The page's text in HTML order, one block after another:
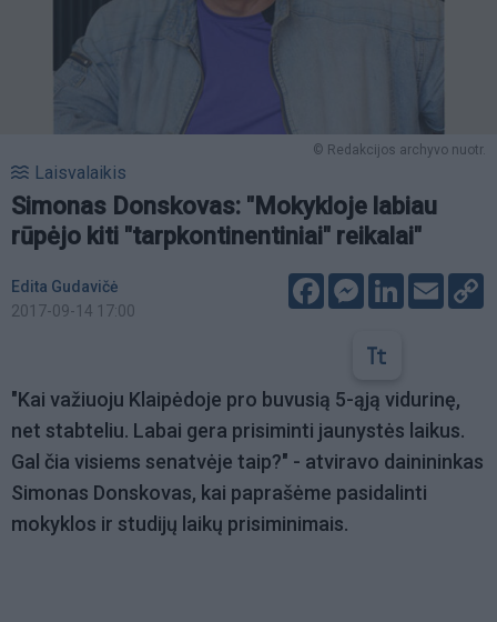
© Redakcijos archyvo nuotr.
Laisvalaikis
Simonas Donskovas: "Mokykloje labiau
rūpėjo kiti "tarpkontinentiniai" reikalai"
Edita Gudavičė
2017-09-14 17:00
FacebookMessenger
LinkedIn
Email
"Kai važiuoju Klaipėdoje pro buvusią 5-ąją vidurinę,
net stabteliu. Labai gera prisiminti jaunystės laikus.
Gal čia visiems senatvėje taip?" - atviravo dainininkas
Simonas Donskovas, kai paprašėme pasidalinti
mokyklos ir studijų laikų prisiminimais.